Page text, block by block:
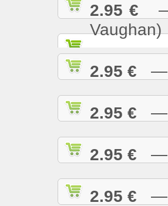
2.95 € —
Vaughan)
2.95 € —
2.95 € —
2.95 € —
2.95 € —